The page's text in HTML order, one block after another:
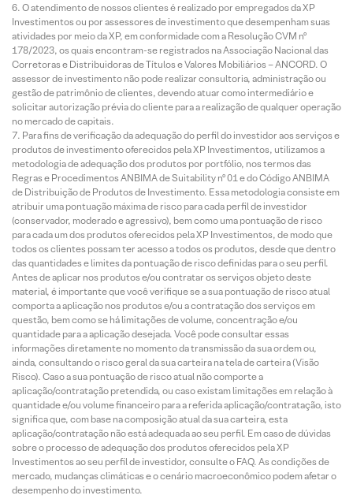
O atendimento de nossos clientes é realizado por empregados da XP
Investimentos ou por assessores de investimento que desempenham suas
atividades por meio da XP, em conformidade com a Resolução CVM nº
178/2023, os quais encontram-se registrados na Associação Nacional das
Corretoras e Distribuidoras de Títulos e Valores Mobiliários – ANCORD. O
assessor de investimento não pode realizar consultoria, administração ou
gestão de patrimônio de clientes, devendo atuar como intermediário e
solicitar autorização prévia do cliente para a realização de qualquer operação
no mercado de capitais.
Para fins de verificação da adequação do perfil do investidor aos serviços e
produtos de investimento oferecidos pela XP Investimentos, utilizamos a
metodologia de adequação dos produtos por portfólio, nos termos das
Regras e Procedimentos ANBIMA de Suitability nº 01 e do Código ANBIMA
de Distribuição de Produtos de Investimento. Essa metodologia consiste em
atribuir uma pontuação máxima de risco para cada perfil de investidor
(conservador, moderado e agressivo), bem como uma pontuação de risco
para cada um dos produtos oferecidos pela XP Investimentos, de modo que
todos os clientes possam ter acesso a todos os produtos, desde que dentro
das quantidades e limites da pontuação de risco definidas para o seu perfil.
Antes de aplicar nos produtos e/ou contratar os serviços objeto deste
material, é importante que você verifique se a sua pontuação de risco atual
comporta a aplicação nos produtos e/ou a contratação dos serviços em
questão, bem como se há limitações de volume, concentração e/ou
quantidade para a aplicação desejada. Você pode consultar essas
informações diretamente no momento da transmissão da sua ordem ou,
ainda, consultando o risco geral da sua carteira na tela de carteira (Visão
Risco). Caso a sua pontuação de risco atual não comporte a
aplicação/contratação pretendida, ou caso existam limitações em relação à
quantidade e/ou volume financeiro para a referida aplicação/contratação, isto
significa que, com base na composição atual da sua carteira, esta
aplicação/contratação não está adequada ao seu perfil. Em caso de dúvidas
sobre o processo de adequação dos produtos oferecidos pela XP
Investimentos ao seu perfil de investidor, consulte o FAQ. As condições de
mercado, mudanças climáticas e o cenário macroeconômico podem afetar o
desempenho do investimento.